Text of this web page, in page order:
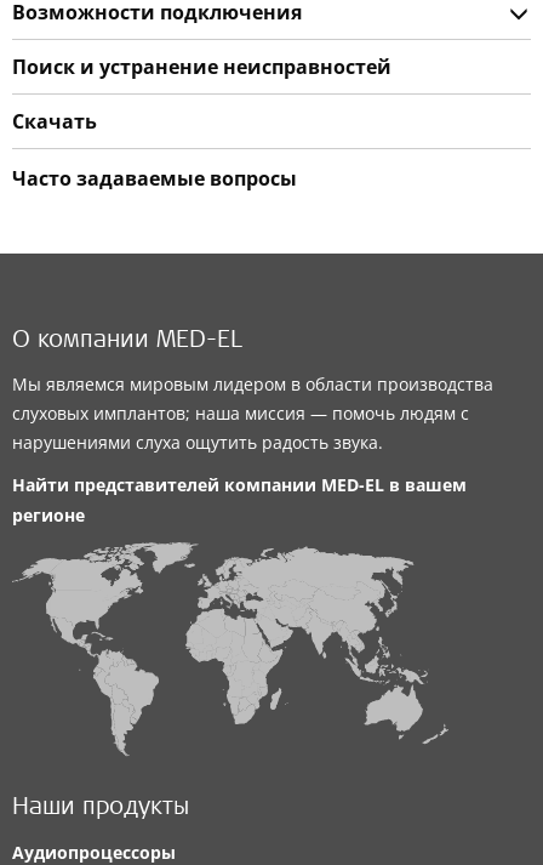
Возможности подключения
Поиск и устранение неисправностей
Скачать
Часто задаваемые вопросы
О компании MED-EL
Мы являемся мировым лидером в области производства
слуховых имплантов; наша миссия — помочь людям с
нарушениями слуха ощутить радость звука.
Найти представителей компании MED-EL в вашем
регионе
Наши продукты
Аудиопроцессоры